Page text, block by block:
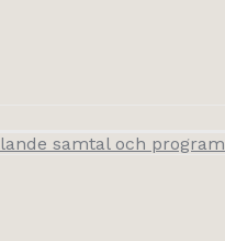
samtal och program